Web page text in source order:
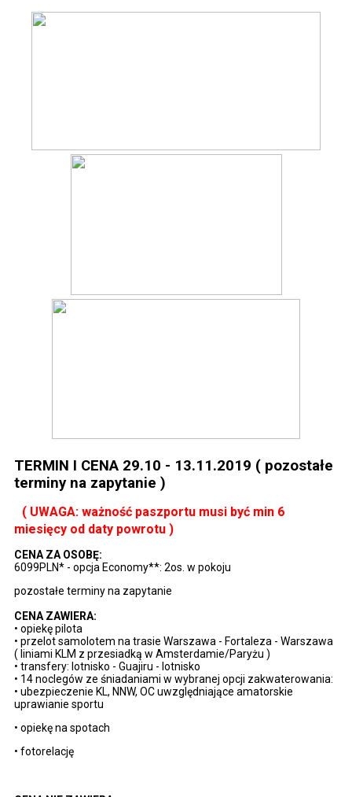
TERMIN I CENA 29.10 - 13.11.2019 ( pozostałe
terminy na zapytanie )
( UWAGA: ważność paszportu musi być min 6
miesięcy od daty powrotu )
CENA ZA OSOBĘ:
6099PLN* - opcja Economy**: 2os. w pokoju
pozostałe terminy na zapytanie
CENA ZAWIERA:
• opiekę pilota
• przelot samolotem na trasie Warszawa - Fortaleza - Warszawa
( liniami KLM z przesiadką w Amsterdamie/Paryżu )
• transfery: lotnisko - Guajiru - lotnisko
• 14 noclegów ze śniadaniami w wybranej opcji zakwaterowania:
• ubezpieczenie KL, NNW, OC uwzględniające amatorskie
uprawianie sportu
• opiekę na spotach
• fotorelację